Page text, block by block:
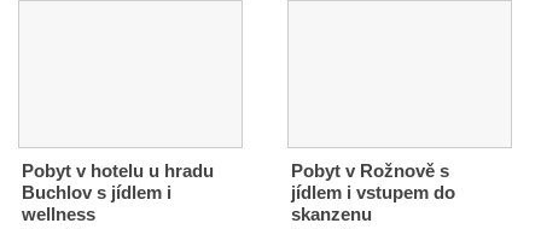
Pobyt v hotelu u hradu
Buchlov s jídlem i
wellness
Pobyt v Rožnově s
jídlem i vstupem do
skanzenu